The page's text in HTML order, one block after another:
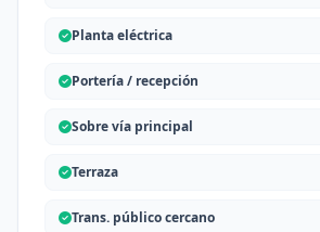
Planta eléctrica
Portería / recepción
Sobre vía principal
Terraza
Trans. público cercano